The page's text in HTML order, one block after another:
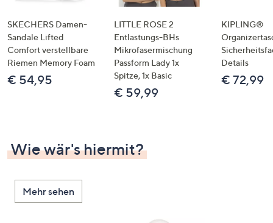
links
bzw.
rechts,
um
diese
SKECHERS Damen-
Sandale Lifted
Comfort verstellbare
Riemen Memory Foam
€ 54,95
LITTLE ROSE 2
Entlastungs-BHs
Mikrofasermischung
Passform Lady 1x
Spitze, 1x Basic
€ 59,99
KIPLING®
Details
€ 72,99
Wie wär's hiermit?
Mehr sehen